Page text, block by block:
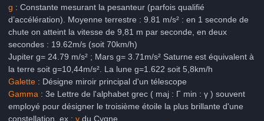
g : Constante mesurant la pesanteur (parfois qualifié
d’accélération). Moyenne terrestre : 9.81 m/s² : en 1 seconde de
chute on atteint la vitesse de 9,81 m par seconde, en deux
secondes : 19.62m/s (soit 70km/h)
Jupiter g= 24.79 m/s² ; Mars g= 3.71m/s² Saturne est équivalent à
la terre soit g=10,44m/s². La lune g=1.622 soit 5,8km/h
Galette : Désigne miroir principal d'un télescope
Gamma : 3e Lettre de l'alphabet grec ( maj : Γ min : γ ) souvent
employé pour désigner le troisième étoile la plus brillante d'une
constellation. ex : γ du Cygne